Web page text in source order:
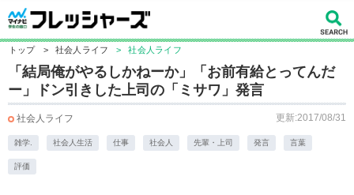
トップ > 社会人ライフ > 社会人ライフ
「結局俺がやるしかねーか」「お前有給とってんだ
ー」ドン引きした上司の「ミサワ」発言
社会人ライフ 更新:2017/08/31
雑学. 社会人生活 仕事 社会人 先輩・上司 発言 言葉
評価